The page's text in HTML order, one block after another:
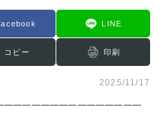
LINE
コピー 印刷
2025/11/17